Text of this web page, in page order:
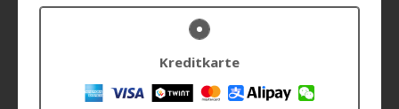
Kreditkarte